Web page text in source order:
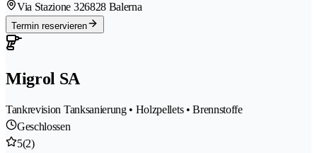
Via Stazione 326828 Balerna
Termin reservieren
Migrol SA
Tankrevision Tanksanierung • Holzpellets • Brennstoffe
Geschlossen
5(2)